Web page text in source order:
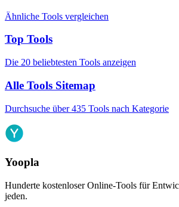
Ähnliche Tools vergleichen
Top Tools
Die 20 beliebtesten Tools anzeigen
Alle Tools Sitemap
Durchsuche über 435 Tools nach Kategorie
Yoopla
Hunderte kostenloser Online-Tools für
jeden.